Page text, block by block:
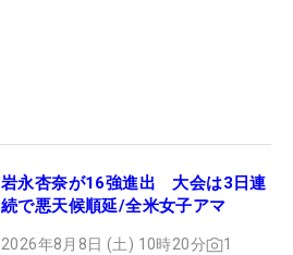
岩永杏奈が16強進出 大会は3日連
続で悪天候順延/全米女子アマ
2026年8月8日 (土) 10時20分 1